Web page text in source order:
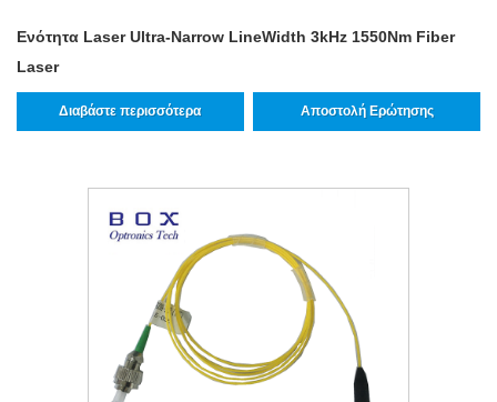
Ενότητα Laser Ultra-Narrow LineWidth 3kHz 1550Nm Fiber
Laser
Διαβάστε περισσότερα Αποστολή Ερώτησης